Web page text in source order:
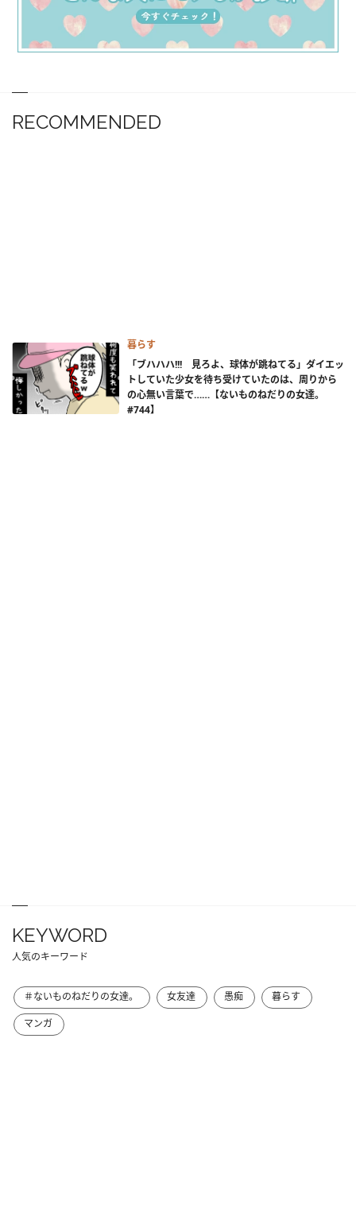
RECOMMENDED
暮らす
「ブハハハ!!! 見ろよ、球体が跳ねてる」ダイエッ
トしていた少女を待ち受けていたのは、周りから
の心無い言葉で……【ないものねだりの女達。
#744】
KEYWORD
人気のキーワード
＃ないものねだりの女達。 女友達 愚痴
暮らす
マンガ